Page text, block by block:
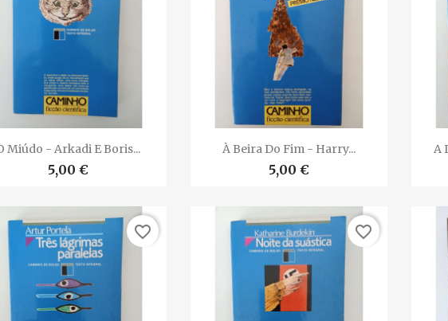
Vista rápida
Miúdo - Arkadi E Boris...
5,00 €
Vista rápida
À Beira Do Fim - Harry...
5,00 €
A
favorite_border favorite_border